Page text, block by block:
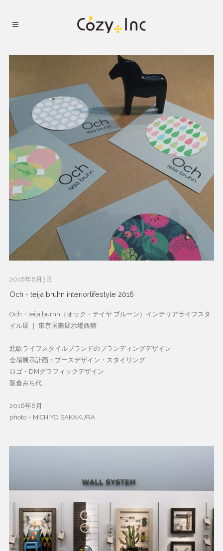
2016年6月3日
Och・teija bruhn interiorlifestyle 2016
Och・teija burhn（オック・テイヤ ブルーン）インテリアライフスタ
イル展 ｜ 東京国際展示場西館
北欧ライフスタイルブランドのブランディングデザイン
会場展示計画・ブースデザイン・スタイリング
ロゴ・DMグラフィックデザイン
阪倉みち代
2016年6月
photo・MICHIYO SAKAKURA